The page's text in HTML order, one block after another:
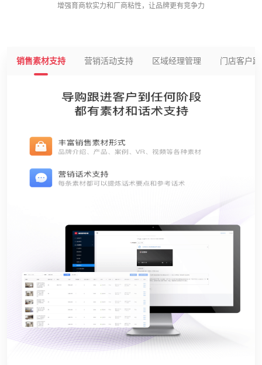
增强育商软实力和厂商粘性，让品牌更有竞争力
销售素材支持 营销活动支持 区域经理管理 门店客户